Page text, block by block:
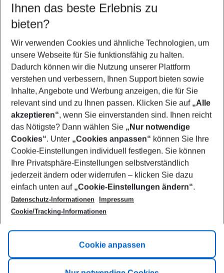
Find the perfect deal which suits your best
Your departure airport
Any airport
Select your date range
10/08/26–08/08/27 5-8 nights
Who will travel
2 adults No children
Show more filter
Footer
Footer navigation
Title A
Link A
Ihnen das beste Erlebnis zu
bieten?
Wir verwenden Cookies und ähnliche Technologien, um
unsere Webseite für Sie funktionsfähig zu halten.
Dadurch können wir die Nutzung unserer Plattform
verstehen und verbessern, Ihnen Support bieten sowie
Inhalte, Angebote und Werbung anzeigen, die für Sie
relevant sind und zu Ihnen passen. Klicken Sie auf „Alle
akzeptieren“, wenn Sie einverstanden sind. Ihnen reicht
das Nötigste? Dann wählen Sie „Nur notwendige
Cookies“. Unter „Cookies anpassen“ können Sie Ihre
Cookie-Einstellungen individuell festlegen. Sie können
Ihre Privatsphäre-Einstellungen selbstverständlich
jederzeit ändern oder widerrufen – klicken Sie dazu
einfach unten auf „Cookie-Einstellungen ändern“.
Datenschutz-Informationen
Impressum
Cookie/Tracking-Informationen
Cookie anpassen